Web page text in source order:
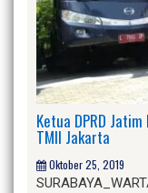
Ketua DPRD
TMII Jakarta
Oktober 25, 2019